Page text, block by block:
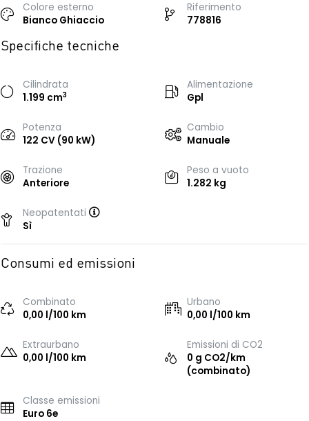
Colore esterno
Bianco Ghiaccio
Riferimento
778816
Specifiche tecniche
Cilindrata
1.199 cm3
Alimentazione
Gpl
Potenza
122 CV (90 kW)
Cambio
Manuale
Trazione
Anteriore
Peso a vuoto
1.282 kg
Neopatentati
Sì
Consumi ed emissioni
Combinato
0,00 l/100 km
Urbano
0,00 l/100 km
Extraurbano
0,00 l/100 km
Emissioni di CO2
0 g CO2/km
(combinato)
Classe emissioni
Euro 6e